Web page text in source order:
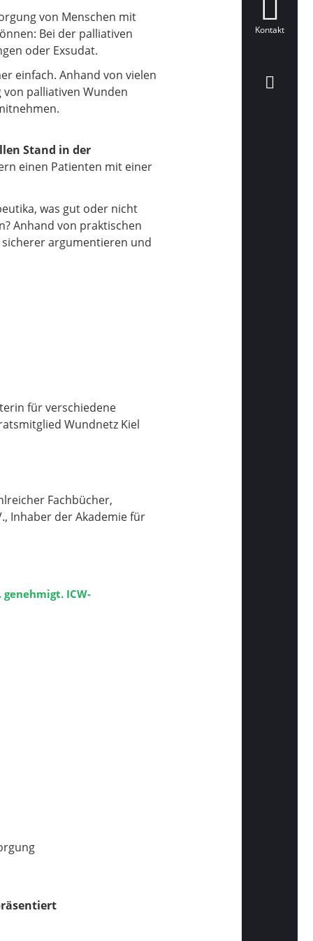
Kontakt
von Menschen mit
Bei der palliativen
oder Exsudat.
einfach. Anhand von vielen
palliativen Wunden
Stand in der
einen Patienten mit einer
was gut oder nicht
Anhand von praktischen
argumentieren und
für verschiedene
Wundnetz Kiel
Fachbücher,
Inhaber der Akademie für
ICW-